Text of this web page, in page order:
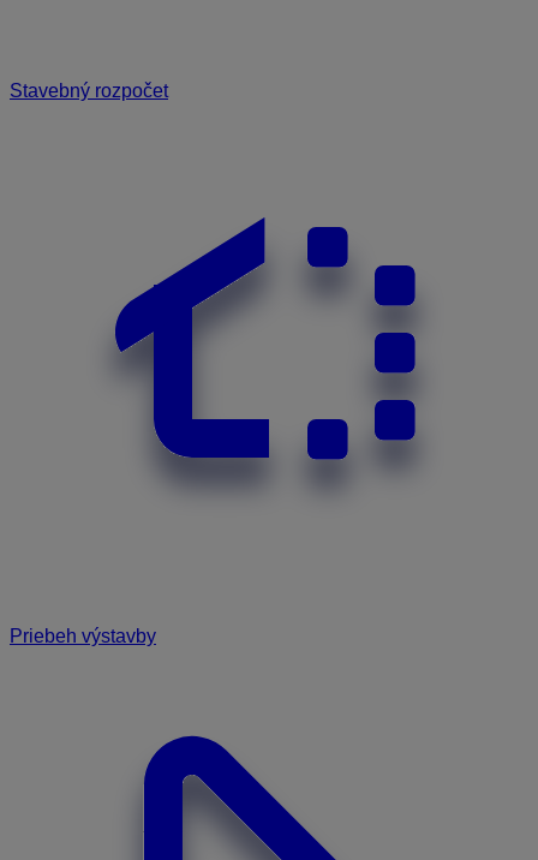
Stavebný rozpočet
Priebeh výstavby